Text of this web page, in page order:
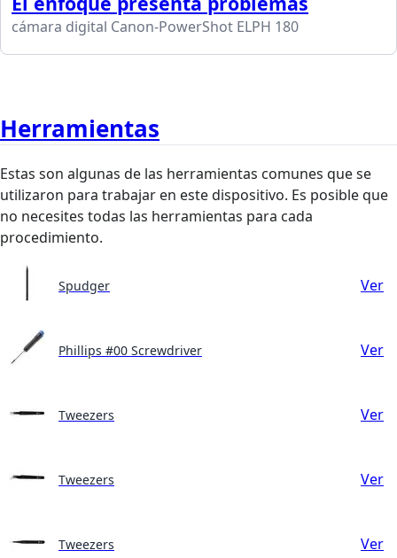
cámara digital Canon-PowerShot ELPH 180
Herramientas
Estas son algunas de las herramientas comunes que se
utilizaron para trabajar en este dispositivo. Es posible que
no necesites todas las herramientas para cada
procedimiento.
Spudger Ver
Phillips #00 Screwdriver Ver
Tweezers Ver
Tweezers Ver
Tweezers Ver